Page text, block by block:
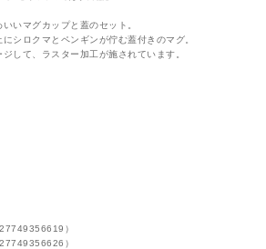
いマグカップと蓋のセット。
シロクマとペンギンが佇む蓋付きのマグ。
して、ラスター加工が施されています。
）
）